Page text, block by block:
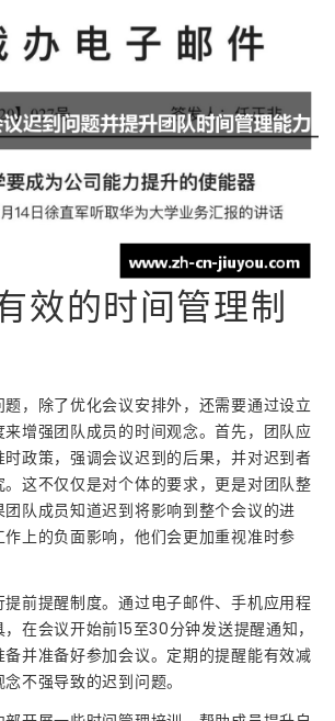
效的时间管理制
，除了优化会议安排外，还需要通过设立
增强团队成员的时间观念。首先，团队应
政策，强调会议迟到的后果，并对迟到者
这不仅仅是对个体的要求，更是对团队整
队成员知道迟到将影响到整个会议的进
上的负面影响，他们会更加重视准时参
前提醒制度。通过电子邮件、手机应用程
在会议开始前15至30分钟发送提醒通知，
并准备好参加会议。定期的提醒能有效减
不强导致的迟到问题。